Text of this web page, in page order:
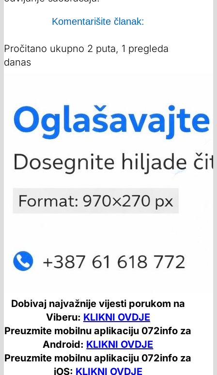
Komentarišite članak:
Pročitano ukupno 2 puta, 1 pregleda
danas
Dobivaj najvažnije vijesti porukom na
Viberu: KLIKNI OVDJE
Preuzmite mobilnu aplikaciju 072info za
Android: KLIKNI OVDJE
Preuzmite mobilnu aplikaciju 072info za
iOS: KLIKNI OVDJE